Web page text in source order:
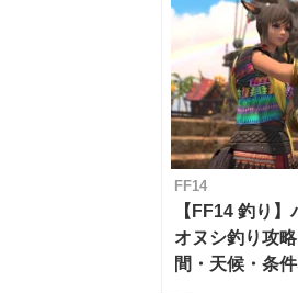
FF14
【FF14 釣り
オヌシ釣り攻
間・天候・条